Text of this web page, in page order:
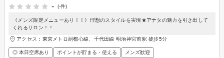
-
(-件)
《メンズ限定メニューあり！！》理想のスタイルを実現★アナタの魅力を引き出して
くれるサロン！！
アクセス：東京メトロ副都心線、千代田線 明治神宮前駅 徒歩5分
◎ 本日空席あり ポイントが貯まる・使える メンズ歓迎